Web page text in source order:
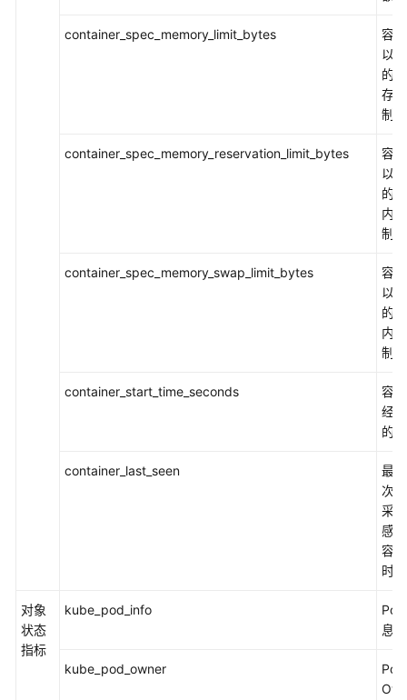
container_spec_memory_limit_bytes
容
以
的
存
制
container_spec_memory_reservation_limit_bytes
容
以
的
内
制
container_spec_memory_swap_limit_bytes
容
以
的
内
制
container_start_time_seconds
容
经
的
container_last_seen
最
次
采
感
容
时间
对象
状态
指标
kube_pod_info
息
kube_pod_owner